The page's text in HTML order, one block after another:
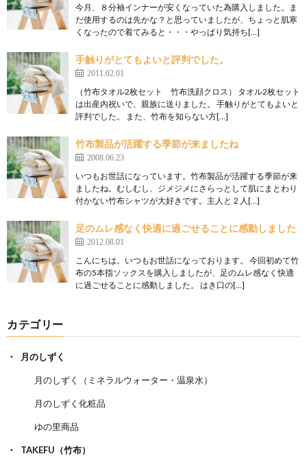
今月、８分袖インナーが安くなっていた為購入しました。ま
だ使用するのは先かな？と思っていましたが、ちょっと肌寒
くなったので着てみると・・・やっぱり気持ち[…]
手触りがとてもよいと評判でした。
2011.02.01
（竹布タオル2枚セット 竹布洗顔クロス） タオル2枚セット
は出産内祝いで、親族に送りました。 手触りがとてもよいと
評判でした。 また、竹布を知らない方[…]
竹布製品が活躍する季節が来ましたね
2008.06.23
いつもお世話になっています。竹布製品が活躍する季節が来
ましたね。むしむし、ジメジメにさらっとして肌にまとわり
付かない竹布シャツが大好きです。主人と２人[…]
足のムレ感なく快適に過ごせることに感動しました
2012.08.01
こんにちは。いつもお世話になっております。 今回初めて竹
布の5本指ソックスを購入しましたが、足のムレ感なく快適
に過ごせることに感動しました。 はき口の[…]
カテゴリー
月のしずく
月のしずく（ミネラルウォーター・温泉水）
月のしずく化粧品
ゆの里商品
TAKEFU（竹布）